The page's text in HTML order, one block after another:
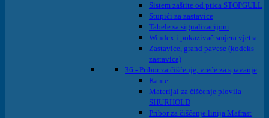
Sistem zaštite od ptica STOPGULL
Stupići za zastavice
Tabele sa signalizacijom
Windex i pokazivač smjera vjetra
Zastavice, grand pavese (kodeks
zastavica)
36 - Pribor za čišćenje, vreće za spavanje
Kante
Materijal za čišćenje plovila
SHURHOLD
Pribor za čišćenje linija Mafrast